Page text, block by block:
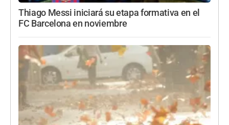
Thiago Messi iniciará su etapa formativa en el
FC Barcelona en noviembre